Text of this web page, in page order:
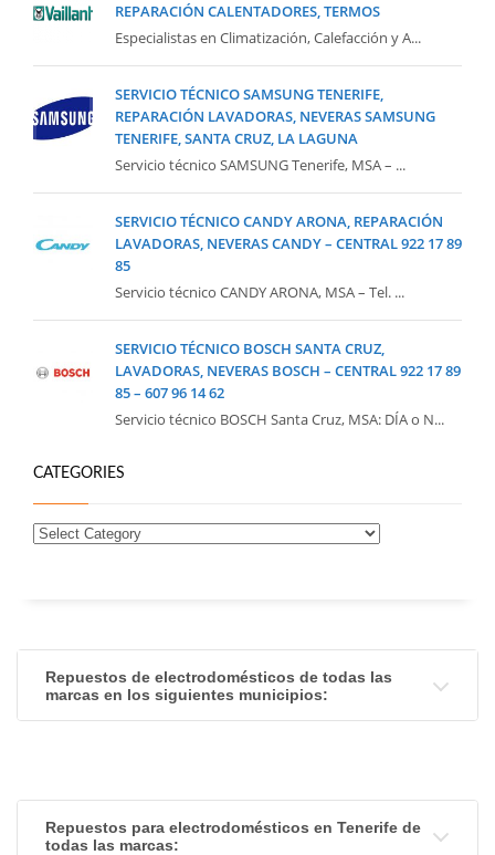
REPARACIÓN CALENTADORES, TERMOS
Especialistas en Climatización, Calefacción y A...
SERVICIO TÉCNICO SAMSUNG TENERIFE,
REPARACIÓN LAVADORAS, NEVERAS SAMSUNG
TENERIFE, SANTA CRUZ, LA LAGUNA
Servicio técnico SAMSUNG Tenerife, MSA – ...
SERVICIO TÉCNICO CANDY ARONA, REPARACIÓN
LAVADORAS, NEVERAS CANDY – CENTRAL 922 17 89
85
Servicio técnico CANDY ARONA, MSA – Tel. ...
SERVICIO TÉCNICO BOSCH SANTA CRUZ,
LAVADORAS, NEVERAS BOSCH – CENTRAL 922 17 89
85 – 607 96 14 62
Servicio técnico BOSCH Santa Cruz, MSA: DÍA o N...
CATEGORIES
Repuestos de electrodomésticos de todas las
marcas en los siguientes municipios:
Repuestos para electrodomésticos en Tenerife de
todas las marcas: